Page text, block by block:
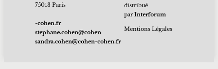
75013 Paris
rf.nehoc-
nehoc@nehoc.enahpets
rf.nehoc-nehoc@nehoc.ardnas
distribué
parInterforum
Mentions Légales